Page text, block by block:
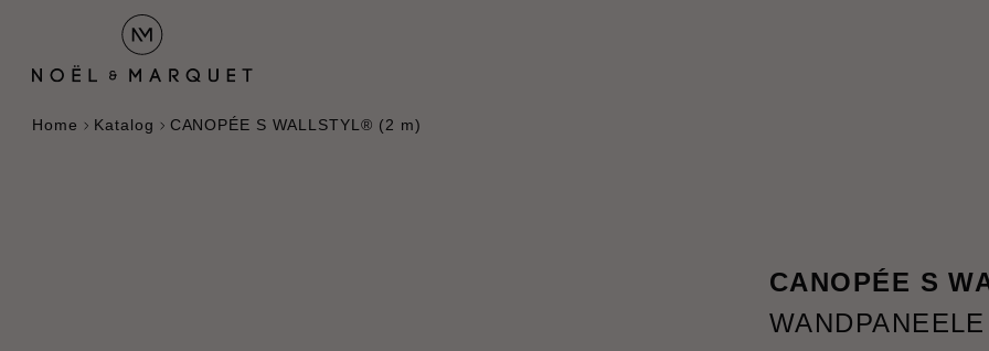
Home Katalog CANOPÉE S WALLSTYL® (2 m)
CANOPÉE S
WANDPANEELE